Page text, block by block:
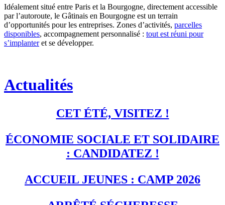
Idéalement situé entre Paris et la Bourgogne, directement accessible
par l’autoroute, le Gâtinais en Bourgogne est un terrain
d’opportunités pour les entreprises. Zones d’activités, parcelles
disponibles, accompagnement personnalisé : tout est réuni pour
s’implanteret se développer.
Actualités
CET ÉTÉ, VISITEZ !
ÉCONOMIE SOCIALE ET SOLIDAIRE
: CANDIDATEZ !
ACCUEIL JEUNES : CAMP 2026